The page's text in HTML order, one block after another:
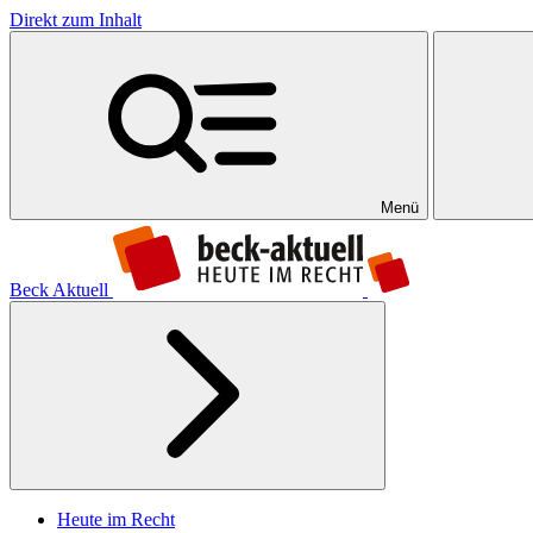
Direkt zum Inhalt
Menü
Beck Aktuell
Heute im Recht